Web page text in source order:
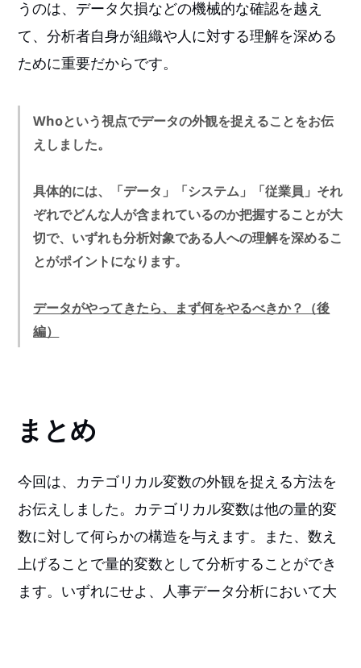
うのは、データ欠損などの機械的な確認を越え
て、分析者自身が組織や人に対する理解を深める
ために重要だからです。
Whoという視点でデータの外観を捉えることをお伝
えしました。
具体的には、「データ」「システム」「従業員」それ
ぞれでどんな人が含まれているのか把握することが大
切で、いずれも分析対象である人への理解を深めるこ
とがポイントになります。
データがやってきたら、まず何をやるべきか？（後
編）
まとめ
今回は、カテゴリカル変数の外観を捉える方法を
お伝えしました。カテゴリカル変数は他の量的変
数に対して何らかの構造を与えます。また、数え
上げることで量的変数として分析することができ
ます。いずれにせよ、人事データ分析において大